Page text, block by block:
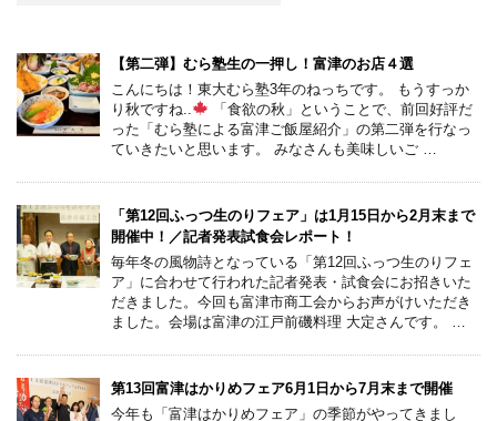
【第二弾】むら塾生の一押し！富津のお店４選
こんにちは！東大むら塾3年のねっちです。 もうすっか
り秋ですね..
「食欲の秋」ということで、前回好評だ
った「むら塾による富津ご飯屋紹介」の第二弾を行なっ
ていきたいと思います。 みなさんも美味しいご …
「第12回ふっつ生のりフェア」は1月15日から2月末まで
開催中！／記者発表試食会レポート！
毎年冬の風物詩となっている「第12回ふっつ生のりフェ
ア」に合わせて行われた記者発表・試食会にお招きいた
だきました。今回も富津市商工会からお声がけいただき
ました。会場は富津の江戸前磯料理 大定さんです。 …
第13回富津はかりめフェア6月1日から7月末まで開催
今年も「富津はかりめフェア」の季節がやってきまし